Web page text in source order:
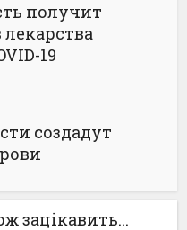
получит
лекарства
19
создадут
зацікавить...